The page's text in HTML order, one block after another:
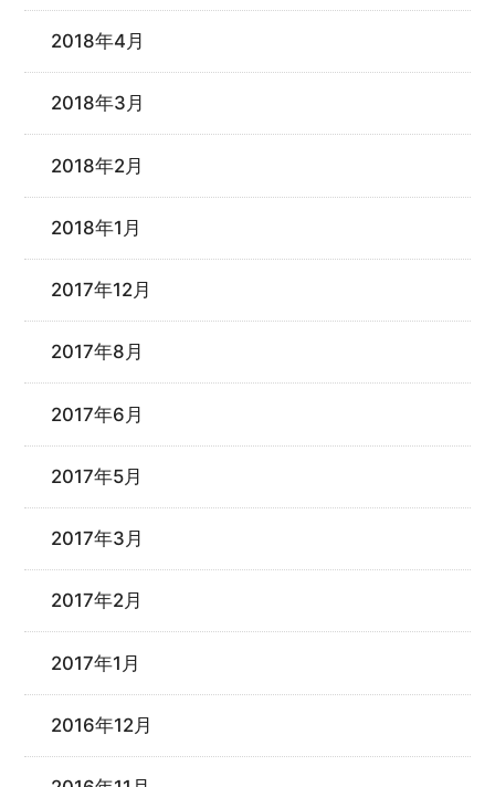
2018年4月
2018年3月
2018年2月
2018年1月
2017年12月
2017年8月
2017年6月
2017年5月
2017年3月
2017年2月
2017年1月
2016年12月